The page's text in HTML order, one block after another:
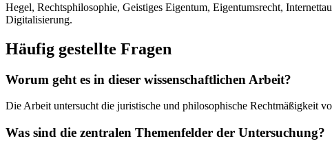
Hegel, Rechtsphilosophie, Geistiges Eigentum, Eigentumsrecht,
Digitalisierung.
Häufig gestellte Fragen
Worum geht es in dieser wissenschaftlichen Arbeit?
Die Arbeit untersucht die juristische und philosophische Rechtmäßigkeit
Was sind die zentralen Themenfelder der Untersuchung?